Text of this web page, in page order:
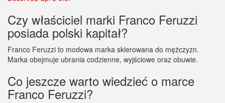
Czy właściciel marki Franco Feruzzi
posiada polski kapitał?
Franco Feruzzi to modowa marka skierowana do mężczyzn.
Marka obejmuje ubrania codzienne, wyjściowe oraz obuwie.
Co jeszcze warto wiedzieć o marce
Franco Feruzzi?